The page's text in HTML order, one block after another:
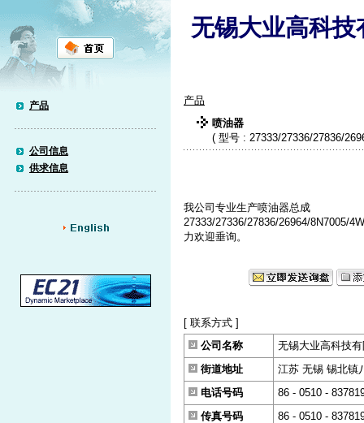
产品
公司信息
供求信息
无锡大业高科技
产品
喷油器
( 型号 : 27333/27336/27836/
我公司专业生产喷油器总成
27333/27336/27836/26964/8N7005/
力欢迎垂询。
[ 联系方式 ]
公司名称
无锡大业高科技
街道地址
江苏 无锡 锡北镇
电话号码
86 - 0510 -
传真号码
86 - 0510 -